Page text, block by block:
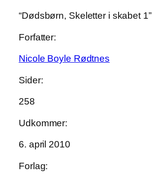
“Dødsbørn, Skeletter i skabet 1”
Forfatter:
Nicole Boyle Rødtnes
Sider:
258
Udkommer:
6. april 2010
Forlag: